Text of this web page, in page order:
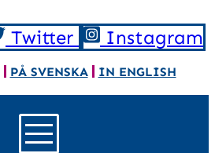
Twitter Instagram
PÅ SVENSKA IN ENGLISH